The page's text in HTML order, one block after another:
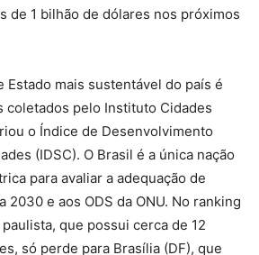
de 1 bilhão de dólares nos próximos
Estado mais sustentável do país é
coletados pelo Instituto Cidades
o Índice de Desenvolvimento
(IDSC). O Brasil é a única nação
para avaliar a adequação de
2030 e aos ODS da ONU. No ranking
que possui cerca de 12
só perde para Brasília (DF), que